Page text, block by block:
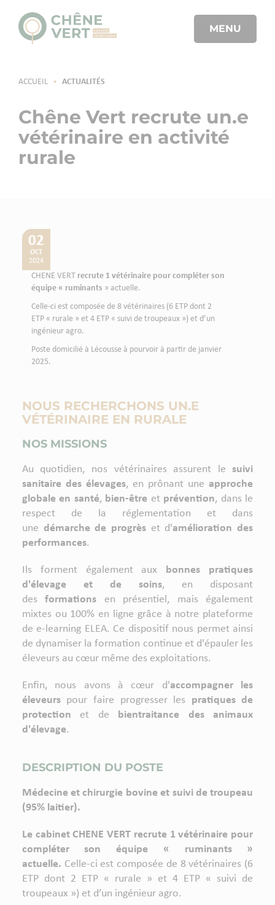
MENU
ACCUEIL • ACTUALITÉS
Chêne Vert recrute un.e
vétérinaire en activité
rurale
02
OCT
2024
CHENE VERT recrute 1 vétérinaire pour compléter son
équipe « ruminants » actuelle.
Celle-ci est composée de 8 vétérinaires (6 ETP dont 2
ETP « rurale » et 4 ETP « suivi de troupeaux ») et d’un
ingénieur agro.
Poste domicilié à Lécousse à pourvoir à partir de janvier
2025.
NOUS RECHERCHONS UN.E
VÉTÉRINAIRE EN RURALE
NOS MISSIONS
Au quotidien, nos vétérinaires assurent lesuivi
sanitaire des élevages, en prônant uneapproche
globale en santé, bien-être et prévention, dans le
respect de la réglementation et dans
une démarche de progrès et d'amélioration des
performances.
Ils forment également aux bonnes pratiques
d'élevage et de soins, en disposant
desformations en présentiel, mais également
mixtes ou 100% en ligne grâce à notre plateforme
de e-learning ELEA. Ce dispositif nous permet ainsi
de dynamiser la formation continue et d'épauler les
éleveurs au cœur même des exploitations.
Enfin, nous avons à cœur d'accompagner les
éleveurspour faire progresser les pratiques de
protection et de bientraitance des animaux
d'élevage.
DESCRIPTION DU POSTE
Médecine et chirurgie bovine et suivi de troupeau
(95% laitier).
Le cabinet CHENE VERT recrute 1 vétérinaire pour
compléter son équipe « ruminants »
actuelle. Celle-ci est composée de 8 vétérinaires (6
ETP dont 2 ETP « rurale » et 4 ETP « suivi de
troupeaux ») et d’un ingénieur agro.